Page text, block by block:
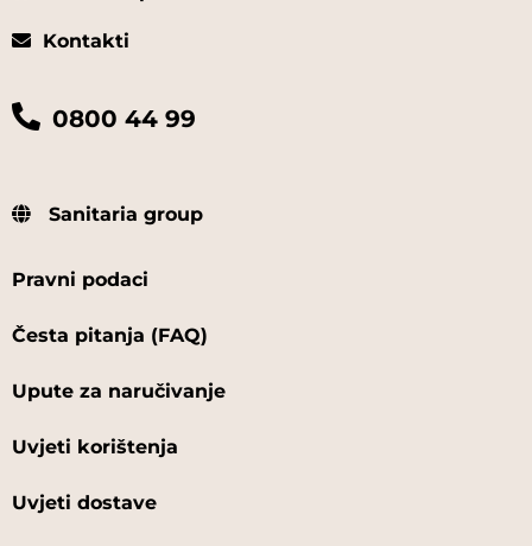
Kontakti
0800 44 99
Sanitaria group
Pravni podaci
Česta pitanja (FAQ)
Upute za naručivanje
Uvjeti korištenja
Uvjeti dostave